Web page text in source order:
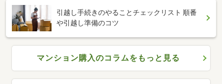
引越し手続きのやることチェックリスト 順番
や引越し準備のコツ
マンション購入のコラムをもっと見る